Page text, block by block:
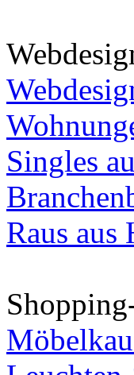
Singles
Raus aus